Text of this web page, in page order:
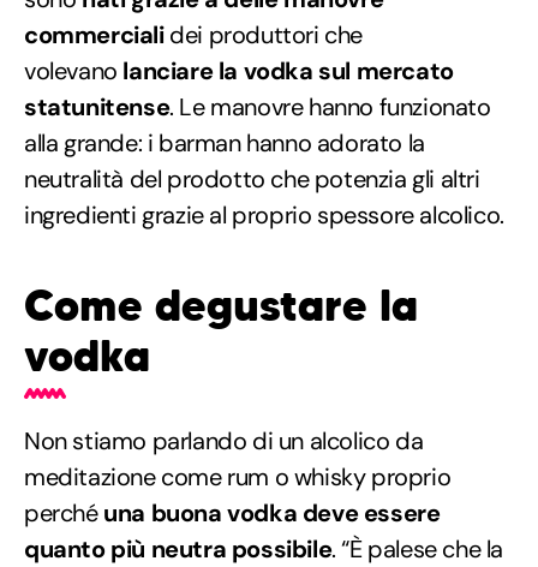
commercialidei produttori che
volevano lanciare la vodka sul mercato
statunitense. Le manovre hanno funzionato
alla grande: i barman hanno adorato la
neutralità del prodotto che potenzia gli altri
ingredienti grazie al proprio spessore alcolico.
Come degustare la
vodka
Non stiamo parlando di un alcolico da
meditazione come rum o whisky proprio
perchéuna buona vodka deve essere
quanto più neutra possibile. “È palese che la